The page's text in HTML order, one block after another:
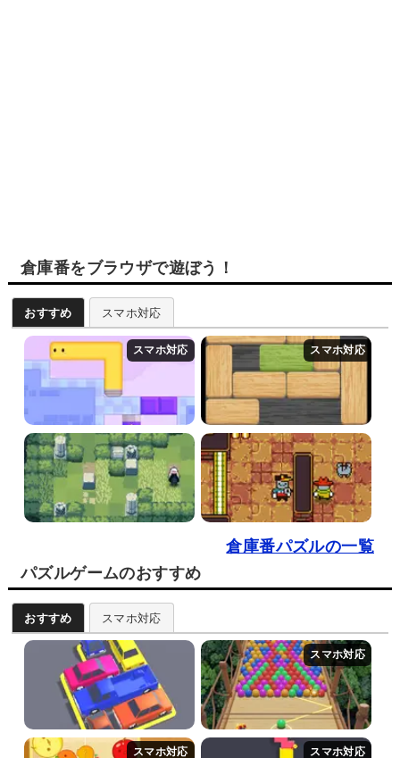
倉庫番をブラウザで遊ぼう！
おすすめ スマホ対応
倉庫番パズルの一覧
パズルゲームのおすすめ
おすすめ スマホ対応